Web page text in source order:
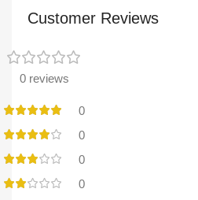
Customer Reviews
0 reviews
0
0
0
0